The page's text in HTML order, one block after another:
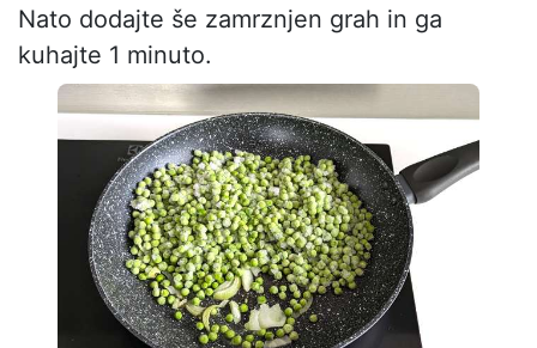
Nato dodajte še zamrznjen grah in ga
kuhajte 1 minuto.